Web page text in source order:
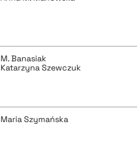
M. Banasiak
Katarzyna Szewczuk
Maria Szymańska